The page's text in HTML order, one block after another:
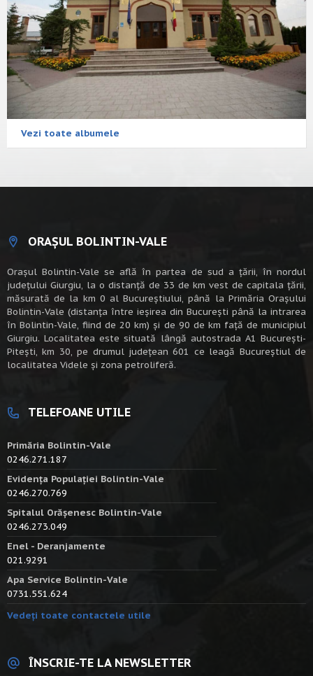
Vezi toate albumele
ORAȘUL BOLINTIN-VALE
Oraşul Bolintin-Vale se află în partea de sud a ţării, în nordul
judeţului Giurgiu, la o distanţă de 33 de km vest de capitala țării,
măsurată de la km 0 al Bucureștiului, până la Primăria Orașului
Bolintin-Vale (distanța între ieșirea din București până la intrarea
în Bolintin-Vale, fiind de 20 km) şi de 90 de km faţă de municipiul
Giurgiu. Localitatea este situată lângă autostrada A1 Bucureşti-
Piteşti, km 30, pe drumul judeţean 601 ce leagă Bucureştiul de
localitatea Videle şi zona petroliferă.
TELEFOANE UTILE
Primăria Bolintin-Vale
0246.271.187
Evidența Populației Bolintin-Vale
0246.270.769
Spitalul Orășenesc Bolintin-Vale
0246.273.049
Enel - Deranjamente
021.9291
Apa Service Bolintin-Vale
0731.551.624
Vedeți toate contactele utile
ÎNSCRIE-TE LA NEWSLETTER